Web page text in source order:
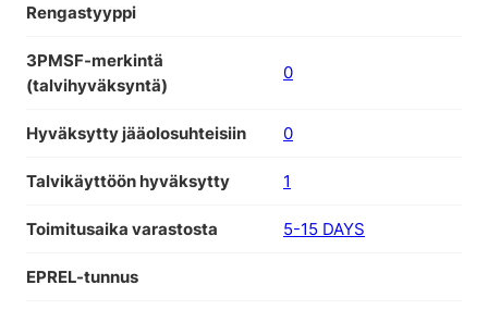
Rengastyyppi
3PMSF-merkintä
(talvihyväksyntä)
0
Hyväksytty jääolosuhteisiin 0
Talvikäyttöön hyväksytty 1
Toimitusaika varastosta 5-15 DAYS
EPREL-tunnus